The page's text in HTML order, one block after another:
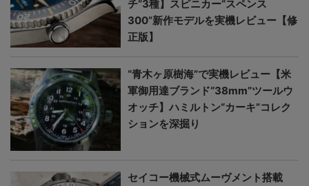
チ”3種】スピニカー“スペンス
300”新作モデルを実機レビュー【修
正版】
“青木ヶ原樹海”で実機レビュー【米
軍御用達ブランド“38mm”ツールウ
オッチ】ハミルトン“カーキ”コレク
ションを深掘り
セイコー機械式ムーヴメント搭載